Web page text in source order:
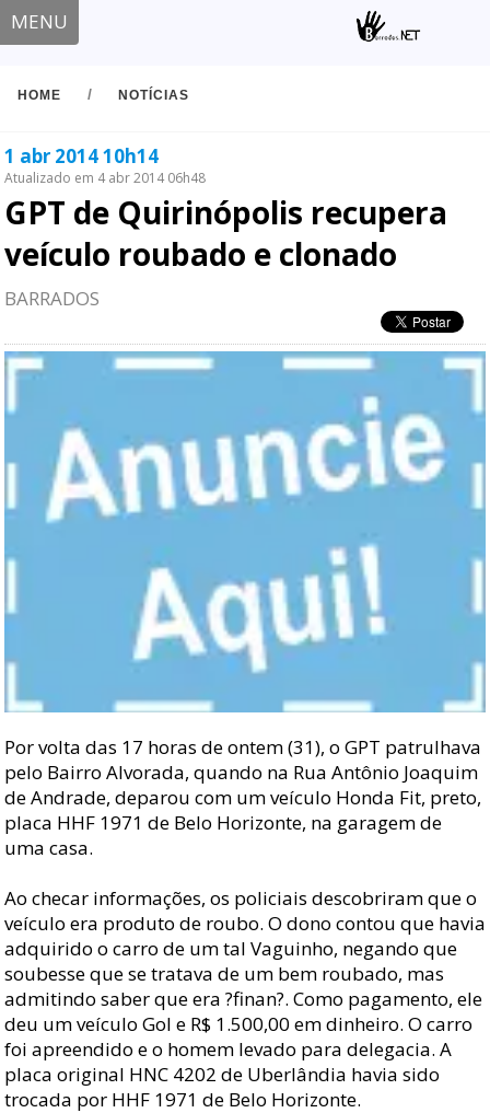
MENU
HOME / NOTÍCIAS
1 abr 2014 10h14
Atualizado em 4 abr 2014 06h48
GPT de Quirinópolis recupera
veículo roubado e clonado
BARRADOS
Por volta das 17 horas de ontem (31), o GPT patrulhava
pelo Bairro Alvorada, quando na Rua Antônio Joaquim
de Andrade, deparou com um veículo Honda Fit, preto,
placa HHF 1971 de Belo Horizonte, na garagem de
uma casa.
Ao checar informações, os policiais descobriram que o
veículo era produto de roubo. O dono contou que havia
adquirido o carro de um tal Vaguinho, negando que
soubesse que se tratava de um bem roubado, mas
admitindo saber que era ?finan?. Como pagamento, ele
deu um veículo Gol e R$ 1.500,00 em dinheiro. O carro
foi apreendido e o homem levado para delegacia. A
placa original HNC 4202 de Uberlândia havia sido
trocada por HHF 1971 de Belo Horizonte.